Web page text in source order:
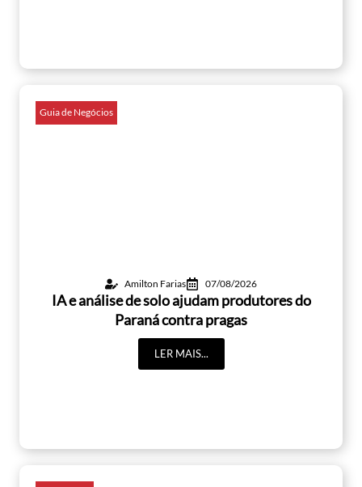
Guia de Negócios
Amilton Farias 07/08/2026
IA e análise de solo ajudam produtores do
Paraná contra pragas
LER MAIS...